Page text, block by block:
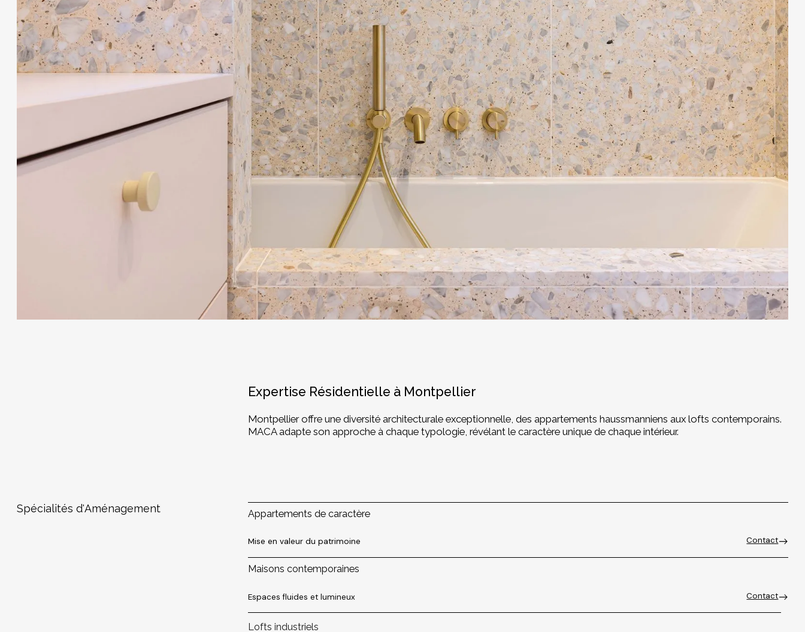
Expertise Résidentielle à Montpellier
Montpellier offre une diversité architecturale exceptionnelle, des appartements haussmanniens aux lofts contemporains.
MACA adapte son approche à chaque typologie, révélant le caractère unique de chaque intérieur.
Spécialités d'Aménagement Appartements de caractère
Mise en valeur du patrimoine Contact
Maisons contemporaines
Espaces fluides et lumineux Contact
Lofts industriels